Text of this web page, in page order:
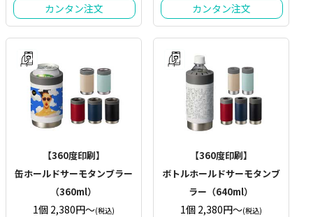
カンタン注文
カンタン注文
【360度印刷】
缶ホールドサーモタンブラー
（360ml）
1個 2,380円〜(税込)
【360度印刷】
ボトルホールドサーモタンブ
ラー（640ml）
1個 2,380円〜(税込)